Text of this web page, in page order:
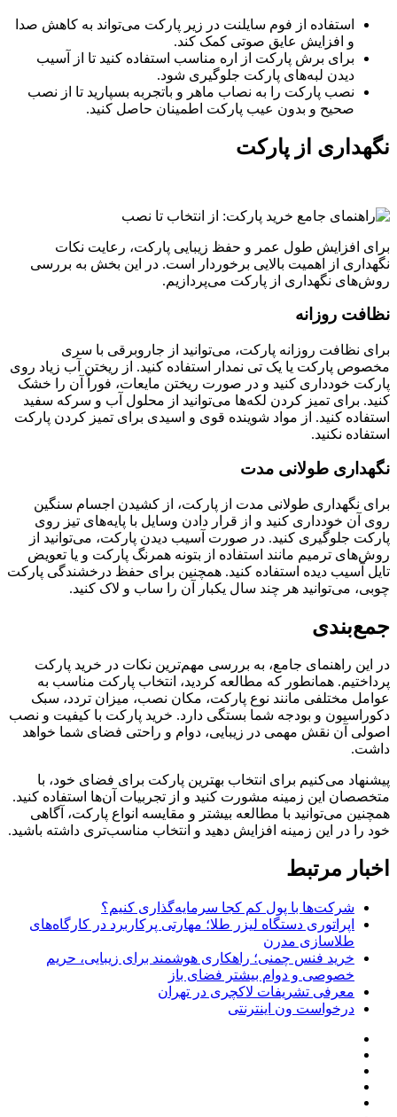
استفاده از فوم سایلنت در زیر پارکت می‌تواند به کاهش صدا
و افزایش عایق صوتی کمک کند.
برای برش پارکت از اره مناسب استفاده کنید تا از آسیب
دیدن لبه‌های پارکت جلوگیری شود.
نصب پارکت را به نصاب ماهر و باتجربه بسپارید تا از نصب
صحیح و بدون عیب پارکت اطمینان حاصل کنید.
نگهداری از پارکت
برای افزایش طول عمر و حفظ زیبایی پارکت، رعایت نکات
نگهداری از اهمیت بالایی برخوردار است. در این بخش به بررسی
روش‌های نگهداری از پارکت می‌پردازیم.
نظافت روزانه
برای نظافت روزانه پارکت، می‌توانید از جاروبرقی با سری
مخصوص پارکت یا یک تی نمدار استفاده کنید. از ریختن آب زیاد روی
پارکت خودداری کنید و در صورت ریختن مایعات، فوراً آن را خشک
کنید. برای تمیز کردن لکه‌ها می‌توانید از محلول آب و سرکه سفید
استفاده کنید. از مواد شوینده قوی و اسیدی برای تمیز کردن پارکت
استفاده نکنید.
نگهداری طولانی مدت
برای نگهداری طولانی مدت از پارکت، از کشیدن اجسام سنگین
روی آن خودداری کنید و از قرار دادن وسایل با پایه‌های تیز روی
پارکت جلوگیری کنید. در صورت آسیب دیدن پارکت، می‌توانید از
روش‌های ترمیم مانند استفاده از بتونه همرنگ پارکت و یا تعویض
تایل آسیب دیده استفاده کنید. همچنین برای حفظ درخشندگی پارکت
چوبی، می‌توانید هر چند سال یکبار آن را ساب و لاک کنید.
جمع‌بندی
در این راهنمای جامع، به بررسی مهم‌ترین نکات در خرید پارکت
پرداختیم. همانطور که مطالعه کردید، انتخاب پارکت مناسب به
عوامل مختلفی مانند نوع پارکت، مکان نصب، میزان تردد، سبک
دکوراسیون و بودجه شما بستگی دارد. خرید پارکت با کیفیت و نصب
اصولی آن نقش مهمی در زیبایی، دوام و راحتی فضای شما خواهد
داشت.
پیشنهاد می‌کنیم برای انتخاب بهترین پارکت برای فضای خود، با
متخصصان این زمینه مشورت کنید و از تجربیات آن‌ها استفاده کنید.
همچنین می‌توانید با مطالعه بیشتر و مقایسه انواع پارکت، آگاهی
خود را در این زمینه افزایش دهید و انتخاب مناسب‌تری داشته باشید.
اخبار مرتبط
شرکت‌ها با پول کم کجا سرمایه‌گذاری کنیم؟
اپراتوری دستگاه لیزر طلا؛ مهارتی پرکاربرد در کارگاه‌های
طلاسازی مدرن
خرید فنس چمنی؛ راهکاری هوشمند برای زیبایی، حریم
خصوصی و دوام بیشتر فضای باز
معرفی تشریفات لاکچری در تهران
درخواست ون اینترنتی